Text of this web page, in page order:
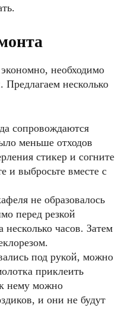
необходимо
Предлагаем несколько
сопровождаются
меньше отходов
стикер и согните
и выбросьте вместе с
не образовалось
перед резкой
несколько часов. Затем
под рукой, можно
приклеить
нему можно
и они не будут